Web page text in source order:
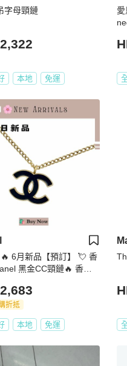
字母頸鏈
本地 免運
6月新品【預訂】 💘 香
黑金CC頸鏈🔥 香奈
折抵
本地 免運